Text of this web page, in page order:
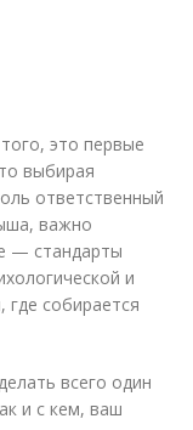
это первые
выбирая
ответственный
важно
— стандарты
и
где собирается
всего один
и с кем, ваш